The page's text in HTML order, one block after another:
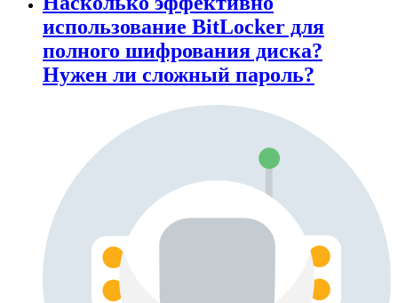
использование BitLocker для
полного шифрования диска?
Нужен ли сложный пароль?